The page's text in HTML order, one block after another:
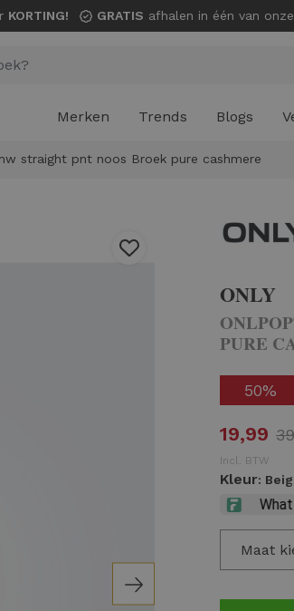
KORTING! GRATIS afhalen in één van onze
Merken Trends Blogs
straight pnt noos Broek pure cashmere
ONLY
PURE
50%
19,99
Incl. BTW
Kleur:
Maat